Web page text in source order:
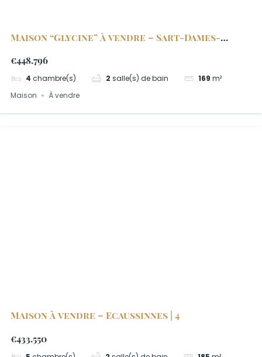
Maison “Glycine” à vendre – Sart-Dames-
€448.796
4 chambre(s) 2 salle(s) de bain 169 m²
Maison
À vendre
Maison à vendre – Ecaussinnes | 4
€433.550